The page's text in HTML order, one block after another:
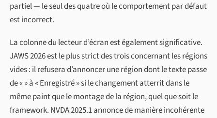
partiel — le seul des quatre où le comportement par défaut
est incorrect.
La colonne du lecteur d’écran est également significative.
JAWS 2026 est le plus strict des trois concernant les régions
vides : il refusera d’annoncer une région dont le texte passe
de « » à « Enregistré » si le changement atterrit dans le
même paint que le montage de la région, quel que soit le
framework. NVDA 2025.1 annonce de manière incohérente